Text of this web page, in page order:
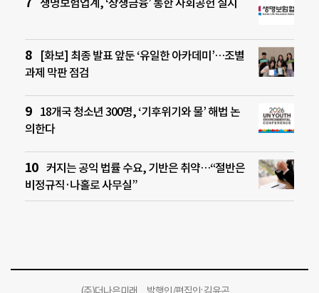
생명보험업계, ‘상생금융’ 통한 사회공헌 실시
[화보] 최종 발표 앞둔 ‘유일한 아카데미’…조별
과제 막판 점검
18개국 청소년 300명, ‘기후위기와 물’ 해법 논
의한다
커지는 공익 법률 수요, 기반은 취약…“절반은
비정규직·나홀로 사무실”